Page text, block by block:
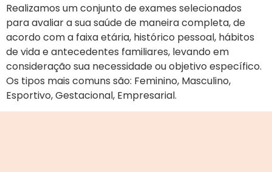
Realizamos um conjunto de exames selecionados
para avaliar a sua saúde de maneira completa, de
acordo com a faixa etária, histórico pessoal, hábitos
de vida e antecedentes familiares, levando em
consideração sua necessidade ou objetivo específico.
Os tipos mais comuns são: Feminino, Masculino,
Esportivo, Gestacional, Empresarial.